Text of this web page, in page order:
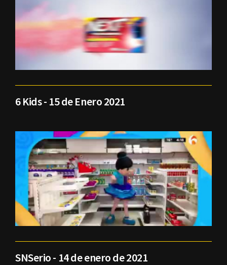
6 Kids - 15 de Enero 2021
SNSerio - 14 de enero de 2021